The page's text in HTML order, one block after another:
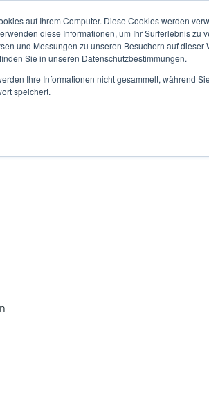
auf Ihrem Computer. Diese Cookies werden
diese Informationen, um Ihr Surferlebnis zu
und Messungen zu unseren Besuchern auf
Sie in unseren Datenschutzbestimmungen.
Ihre Informationen nicht gesammelt, während
speichert.
User
menu
Aktuelles &